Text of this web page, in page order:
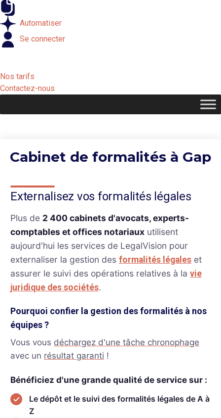
Automatiser
Se connecter
Nos tarifs
Contactez-nous
Cabinet de formalités à Gap
Externalisez vos formalités légales
Plus de 2 400 cabinets d'avocats, experts-
comptables et offices notariaux utilisent
aujourd'hui les services de LegalVision pour
externaliser la gestion des formalités légales et
assurer le suivi des opérations relatives à la vie
juridique des sociétés.
Pourquoi confier la gestion des formalités à nos
équipes ?
Vous vous déchargez d'une tâche chronophage
avec un résultat garanti !
Bénéficiez d'une grande qualité de service sur :
Le dépôt et le suivi des formalités légales de A à
Z